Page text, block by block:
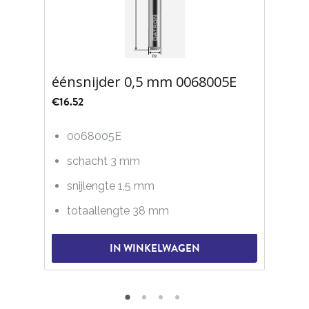
éénsnijder 0,5 mm 0068005E
€16.52
0068005E
schacht 3 mm
snijlengte 1,5 mm
totaallengte 38 mm
IN WINKELWAGEN